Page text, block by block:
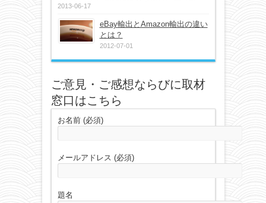
2013-06-17
eBay輸出とAmazon輸出の違い
とは？
2012-07-01
ご意見・ご感想ならびに取材
窓口はこちら
お名前 (必須)
メールアドレス (必須)
題名